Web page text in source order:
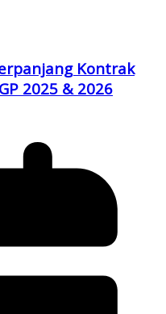
Kontrak
2025 & 2026